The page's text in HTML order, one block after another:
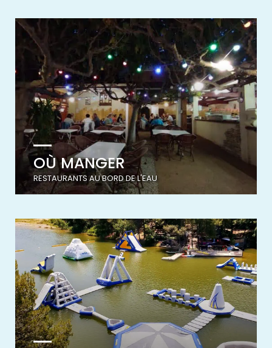
OÙ MANGER
RESTAURANTS AU BORD DE L'EAU